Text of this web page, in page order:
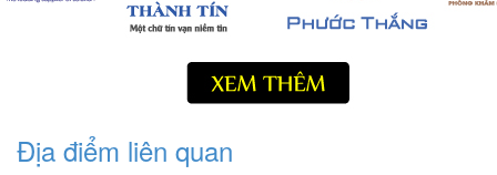
Địa điểm liên quan